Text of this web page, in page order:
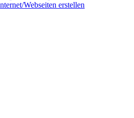
Webseiten erstellen